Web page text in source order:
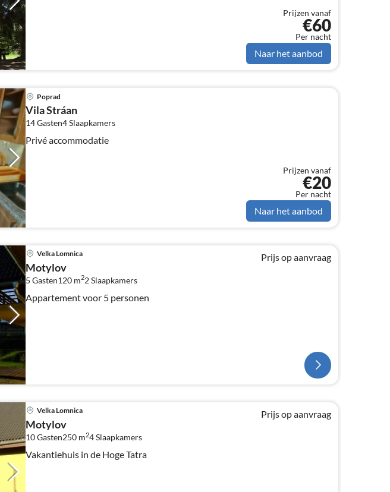
Prijzen vanaf
€60
Per nacht
Naar het aanbod
Poprad
Vila Stráan
14 Gasten4Slaapkamers
Privé accommodatie
Prijzen vanaf
€20
Per nacht
Naar het aanbod
Velka Lomnica
Motylov
5 Gasten120 m22Slaapkamers
Appartement voor 5 personen
Prijs op aanvraag
Velka Lomnica
Motylov
10 Gasten250 m24Slaapkamers
Vakantiehuis in de Hoge Tatra
Prijs op aanvraag